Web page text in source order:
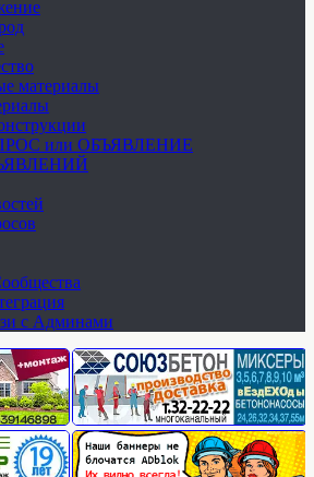
материалы
или ОБЪЯВЛЕНИЕ
с Админами